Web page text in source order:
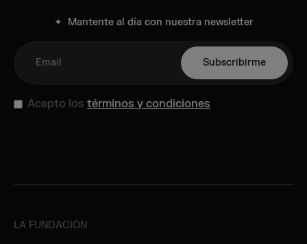
✦ Mantente al día con nuestra newsletter
Acepto los términos y condiciones
LA FUNDACIÓN